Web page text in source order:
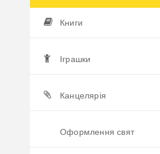
Книги
Іграшки
Канцелярія
Оформлення свят